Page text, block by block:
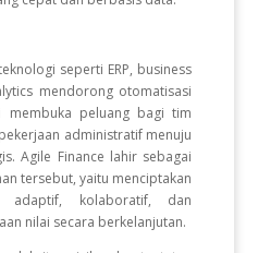
seperti ERP, business
mendorong otomatisasi
membuka peluang bagi tim
administratif menuju
Agile Finance lahir sebagai
tersebut, yaitu menciptakan
adaptif, kolaboratif, dan
nilai secara berkelanjutan.